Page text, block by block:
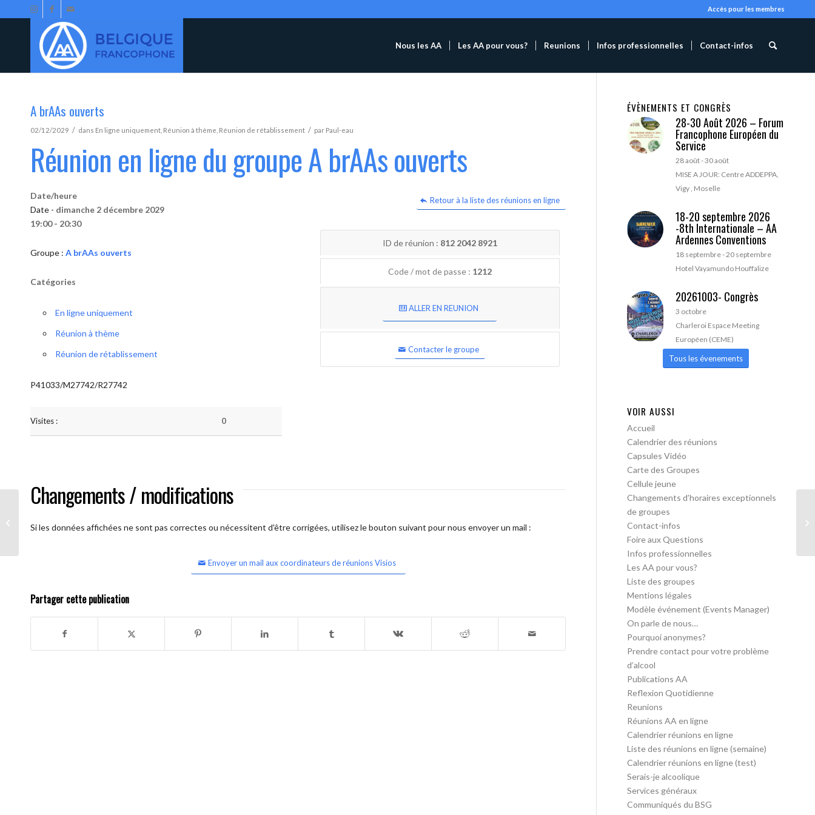
Accès pour les membres
Nous les AA Les AA pour vous? Reunions Infos professionnelles Contact-infos
A brAAs ouverts
02/12/2029 / dans En ligne uniquement Réunion à thème Réunion de rétablissement / par Paul-eau
Réunion en ligne du groupe A brAAs ouverts
Retour à la liste des réunions en ligne
Date/heure
Date - dimanche 2 décembre 2029
19:00 - 20:30
Groupe : A brAAs ouverts
Catégories
En ligne uniquement
Réunion à thème
Réunion de rétablissement
P41033/M27742/R27742
Visites : 0
ID de réunion : 812 2042 8921
Code / mot de passe : 1212
ALLER EN REUNION
Contacter le groupe
Changements / modifications
Si les données affichées ne sont pas correctes ou nécessitent d'être corrigées, utilisez le bouton suivant pour nous envoyer un mail :
Envoyer un mail aux coordinateurs de réunions Visios
Partager cette publication
ÉVÈNEMENTS ET CONGRÈS
28-30 Août 2026 – Forum
Francophone Européen du
Service
28 août-30 août
MISE A JOUR: Centre ADDEPPA,
Vigy , Moselle
18-20 septembre 2026
-8th Internationale – AA
Ardennes Conventions
18 septembre-20 septembre
Hotel Vayamundo Houffalize
20261003- Congrès
3 octobre
Charleroi Espace Meeting
Européen (CEME)
Tous les évenements
VOIR AUSSI
Accueil
Calendrier des réunions
Capsules Vidéo
Carte des Groupes
Cellule jeune
Changements d’horaires exceptionnels
de groupes
Contact-infos
Foire aux Questions
Infos professionnelles
Les AA pour vous?
Liste des groupes
Mentions légales
Modèle événement (Events Manager)
On parle de nous…
Pourquoi anonymes?
Prendre contact pour votre problème
d’alcool
Publications AA
Reflexion Quotidienne
Reunions
Réunions AA en ligne
Calendrier réunions en ligne
Liste des réunions en ligne (semaine)
Calendrier réunions en ligne (test)
Serais-je alcoolique
Services généraux
Communiqués du BSG
A